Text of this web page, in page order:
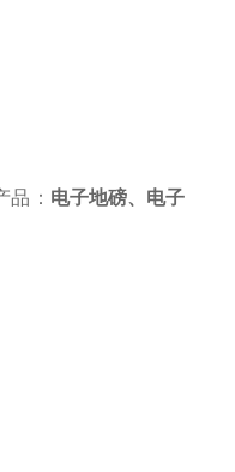
品： 电子地磅、 电子